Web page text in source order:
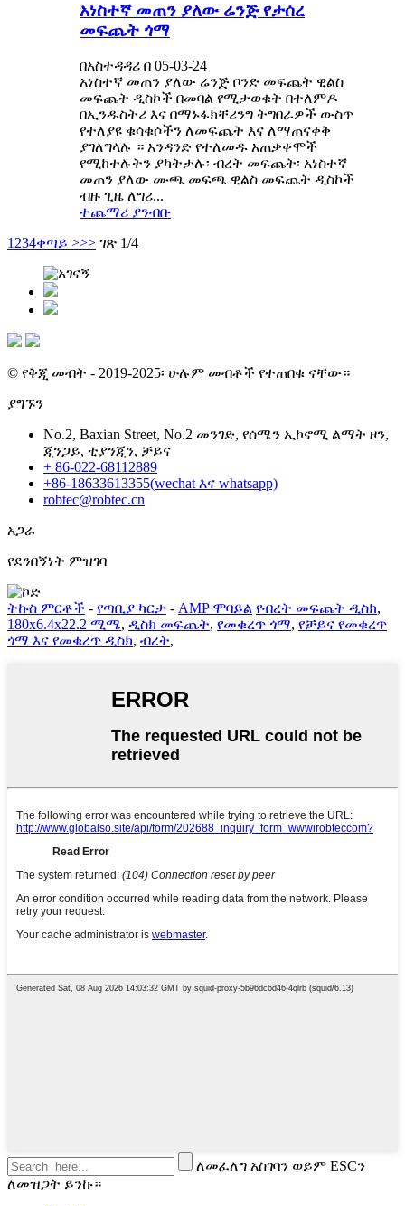
አነስተኛ መጠን ያለው ሬንጅ የታሰረ
መፍጨት ጎማ
በአስተዳዳሪ በ 05-03-24
አነስተኛ መጠን ያለው ሬንጅ ቦንድ መፍጨት ዊልስ
መፍጨት ዲስኮች በመባል የሚታወቁት በተለምዶ
በኢንዱስትሪ እና በማኑፋክቸሪንግ ትግበራዎች ውስጥ
የተለያዩ ቁሳቁሶችን ለመፍጨት እና ለማጠናቀቅ
ያገለግላሉ ። አንዳንድ የተለመዱ አጠቃቀሞች
የሚከተሉትን ያካትታሉ፡ ብረት መፍጨት፡ አነስተኛ
መጠን ያለው ሙጫ መፍጫ ዊልስ መፍጨት ዲስኮች
ብዙ ጊዜ ለግሪ...
ተጨማሪ ያንብቡ
1 234ቀጣይ >>> ገጽ 1/4
© የቅጂ መብት - 2019-2025፡ ሁሉም መብቶች የተጠበቁ ናቸው።
ያግኙን
No.2, Baxian Street, No.2 መንገድ, የሰሜን ኢኮኖሚ ልማት ዞን,
ጂንጋይ, ቲያንጂን, ቻይና
+ 86-022-68112889
+86-18633613355(wechat እና whatsapp)
robtec@robtec.cn
አጋራ
የደንበኝነት ምዝገባ
ትኩስ ምርቶች - የጣቢያ ካርታ - AMP ሞባይል የብረት መፍጨት ዲስክ,
180x6.4x22.2 ሚሜ, ዲስክ መፍጨት, የመቁረጥ ጎማ, የቻይና የመቁረጥ
ጎማ እና የመቁረጥ ዲስክ, ብረት,
ለመፈለግ አስገባን ወይም ESCን
ለመዝጋት ይንኩ።